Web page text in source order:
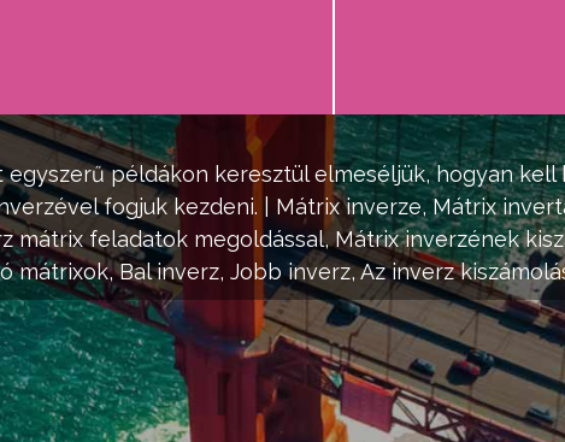
egyszerű példákon keresztül elmeséljük, hogyan kell
fogjuk kezdeni. | Mátrixinverze,Mátrix
mátrixfeladatok megoldással,Mátrixinverzének
mátrixok, Bal inverz, Jobb inverz, Az inverz